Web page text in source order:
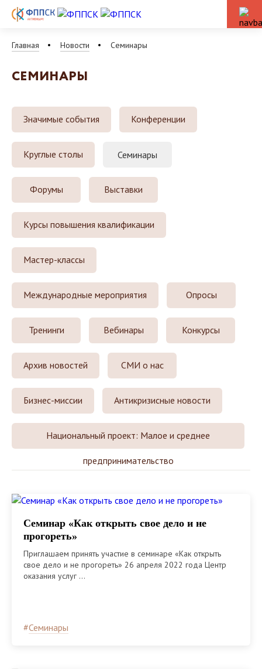
Главная Новости Семинары
СЕМИНАРЫ
Значимые события Конференции
Круглые столы Семинары
Форумы Выставки
Курсы повышения квалификации
Мастер-классы
Международные мероприятия Опросы
Тренинги Вебинары Конкурсы
Архив новостей СМИ о нас
Бизнес-миссии Антикризисные новости
Национальный проект: Малое и среднее
предпринимательство
Семинар «Как открыть свое дело и не
прогореть»
Приглашаем принять участие в семинаре «Как открыть
свое дело и не прогореть» 26 апреля 2022 года Центр
оказания услуг ...
#Семинары